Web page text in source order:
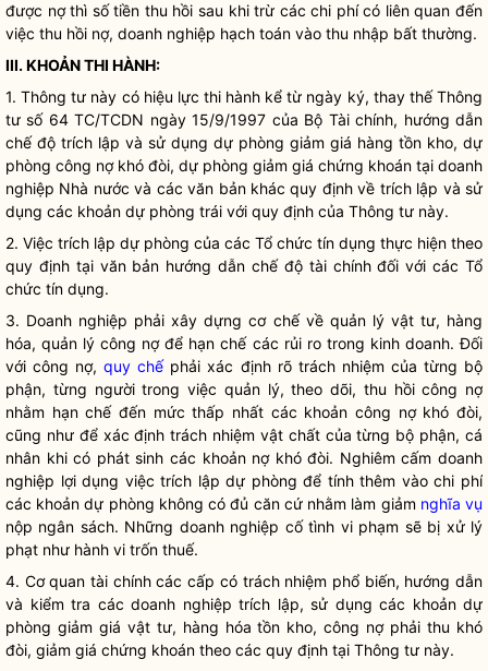
được nợ thì số tiền thu hồi sau khi trừ cácchi phícó liên quan đến
việc thu hồi nợ, doanh nghiệp hạch toán vào thu nhập bất thường.
III. KHOẢN THI HÀNH:
1. Thông tư này có hiệu lực thi hành kể từ ngày ký, thay thế Thông
tư số 64 TC/TCDN ngày 15/9/1997 của Bộ Tài chính, hướng dẫn
chế độ trích lập và sử dụng dự phòng giảm giá hàng tồn kho, dự
phòng công nợ khó đòi, dự phòng giảm giá chứng khoán tại doanh
nghiệp Nhà nước và các văn bản khác quy định về trích lập và sử
dụng các khoản dự phòng trái với quy định của Thông tư này.
2. Việc trích lập dự phòng của các Tổ chức tín dụng thực hiện theo
quy định tại văn bản hướng dẫn chế độ tài chính đối với các Tổ
chức tín dụng.
3. Doanh nghiệp phải xây dựng cơ chế về quản lý vật tư, hàng
hóa, quản lý công nợ để hạn chế các rủi ro trong kinh doanh. Đối
với công nợ,quy chếphải xác định rõ trách nhiệm của từng bộ
phận, từng người trong việc quản lý, theo dõi, thu hồi công nợ
nhằm hạn chế đến mức thấp nhất các khoản công nợ khó đòi,
cũng như để xác định trách nhiệm vật chất của từng bộ phận, cá
nhân khi có phát sinh các khoản nợ khó đòi. Nghiêm cấm doanh
nghiệp lợi dụng việc trích lập dự phòng để tính thêm vàochi phí
các khoản dự phòng không có đủ căn cứ nhằm làm giảm nghĩa vụ
nộp ngân sách. Những doanh nghiệp cố tình vi phạm sẽ bị xử lý
phạt như hành vi trốn thuế.
4. Cơ quan tài chính các cấp có trách nhiệm phổ biến, hướng dẫn
và kiểm tra các doanh nghiệp trích lập, sử dụng các khoản dự
phòng giảm giá vật tư, hàng hóa tồn kho, công nợ phải thu khó
đòi, giảm giá chứng khoán theo các quy định tại Thông tư này.